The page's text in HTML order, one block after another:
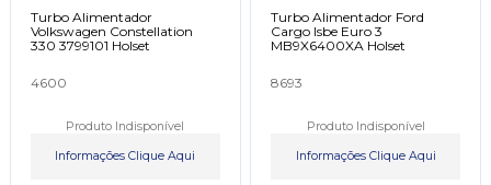
Turbo Alimentador
Volkswagen Constellation
330 3799101 Holset
4600
Produto Indisponível
Informações Clique Aqui
Turbo Alimentador Ford
Cargo Isbe Euro 3
MB9X6400XA Holset
8693
Produto Indisponível
Informações Clique Aqui